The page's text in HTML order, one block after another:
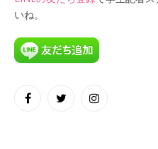
いね。
FacebookTwitter Instagram